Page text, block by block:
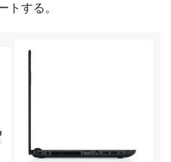
する。